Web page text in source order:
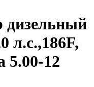
дизельный
л.с.,186F,
5.00-12